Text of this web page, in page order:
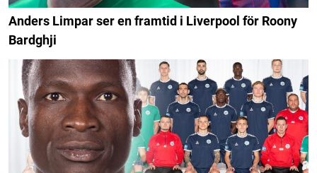
Anders Limpar ser en framtid i Liverpool för Roony
Bardghji